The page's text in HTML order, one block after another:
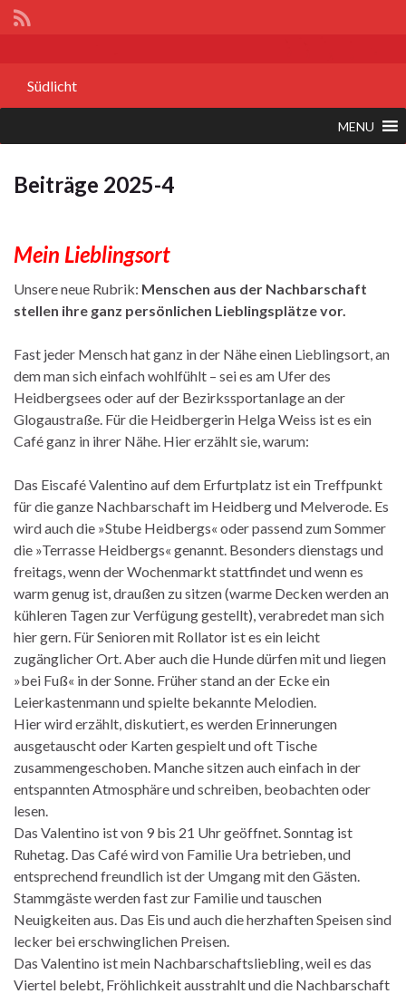
Südlicht
MENU
Beiträge 2025-4
Mein Lieblingsort
Unsere neue Rubrik: Menschen aus der Nachbarschaft
stellen ihre ganz persönlichen Lieblingsplätze vor.
Fast jeder Mensch hat ganz in der Nähe einen Lieblingsort, an
dem man sich einfach wohlfühlt – sei es am Ufer des
Heidbergsees oder auf der Bezirkssportanlage an der
Glogaustraße. Für die Heidbergerin Helga Weiss ist es ein
Café ganz in ihrer Nähe. Hier erzählt sie, warum:
Das Eiscafé Valentino auf dem Erfurtplatz ist ein Treffpunkt
für die ganze Nachbarschaft im Heidberg und Melverode. Es
wird auch die »Stube Heidbergs« oder passend zum Sommer
die »Terrasse Heidbergs« genannt. Besonders dienstags und
freitags, wenn der Wochenmarkt stattfindet und wenn es
warm genug ist, draußen zu sitzen (warme Decken werden an
kühleren Tagen zur Verfügung gestellt), verabredet man sich
hier gern. Für Senioren mit Rollator ist es ein leicht
zugänglicher Ort. Aber auch die Hunde dürfen mit und liegen
»bei Fuß« in der Sonne. Früher stand an der Ecke ein
Leierkastenmann und spielte bekannte Melodien.
Hier wird erzählt, diskutiert, es werden Erinnerungen
ausgetauscht oder Karten gespielt und oft Tische
zusammengeschoben. Manche sitzen auch einfach in der
entspannten Atmosphäre und schreiben, beobachten oder
lesen.
Das Valentino ist von 9 bis 21 Uhr geöffnet. Sonntag ist
Ruhetag. Das Café wird von Familie Ura betrieben, und
entsprechend freundlich ist der Umgang mit den Gästen.
Stammgäste werden fast zur Familie und tauschen
Neuigkeiten aus. Das Eis und auch die herzhaften Speisen sind
lecker bei erschwinglichen Preisen.
Das Valentino ist mein Nachbarschaftsliebling, weil es das
Viertel belebt, Fröhlichkeit ausstrahlt und die Nachbarschaft